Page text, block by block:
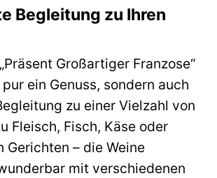
Begleitung zu Ihren
Großartiger Franzose“
ein Genuss, sondern auch
zu einer Vielzahl von
Fleisch, Fisch, Käse oder
Gerichten – die Weine
mit verschiedenen